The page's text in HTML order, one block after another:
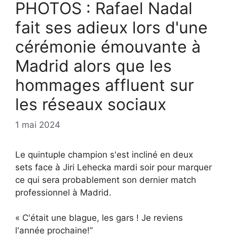
PHOTOS : Rafael Nadal
fait ses adieux lors d'une
cérémonie émouvante à
Madrid alors que les
hommages affluent sur
les réseaux sociaux
1 mai 2024
Le quintuple champion s'est incliné en deux
sets face à Jiri Lehecka mardi soir pour marquer
ce qui sera probablement son dernier match
professionnel à Madrid.
« C'était une blague, les gars ! Je reviens
l'année prochaine!”